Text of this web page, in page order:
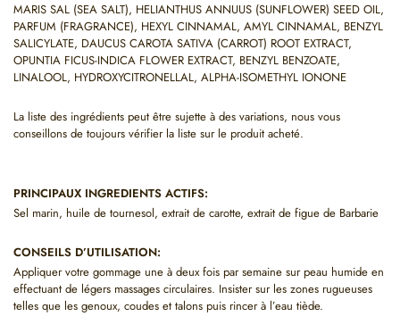
MARIS SAL (SEA SALT), HELIANTHUS ANNUUS (SUNFLOWER) SEED OIL,
PARFUM (FRAGRANCE), HEXYL CINNAMAL, AMYL CINNAMAL, BENZYL
SALICYLATE, DAUCUS CAROTA SATIVA (CARROT) ROOT EXTRACT,
OPUNTIA FICUS-INDICA FLOWER EXTRACT, BENZYL BENZOATE,
LINALOOL, HYDROXYCITRONELLAL, ALPHA-ISOMETHYL IONONE
La liste des ingrédients peut être sujette à des variations, nous vous
conseillons de toujours vérifier la liste sur le produit acheté.
PRINCIPAUX INGREDIENTS ACTIFS:
Sel marin, huile de tournesol, extrait de carotte, extrait de figue de Barbarie
CONSEILS D’UTILISATION:
Appliquer votre gommage une à deux fois par semaine sur peau humide en
effectuant de légers massages circulaires. Insister sur les zones rugueuses
telles que les genoux, coudes et talons puis rincer à l’eau tiède.